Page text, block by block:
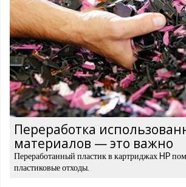
Переработка
материалов — это важно
Переработанный пластик в картриджах HP
пластиковые отходы.